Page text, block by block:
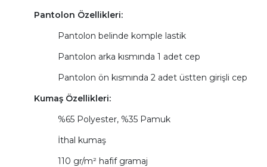
Pantolon Özellikleri:
Pantolon belinde komple lastik
Pantolon arka kısmında 1 adet cep
Pantolon ön kısmında 2 adet üstten girişli cep
Kumaş Özellikleri:
%65 Polyester, %35 Pamuk
İthal kumaş
110 gr/m² hafif gramaj